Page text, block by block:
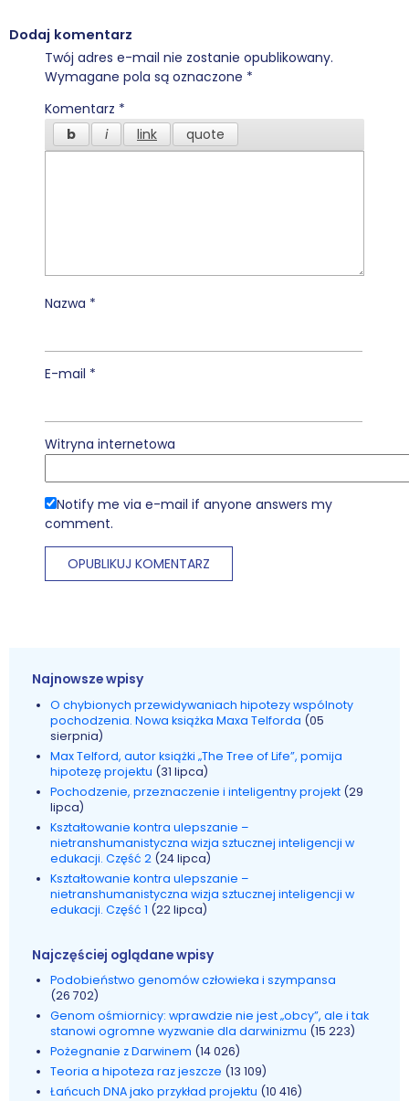
Dodaj komentarz
Twój adres e-mail nie zostanie opublikowany.
Wymagane pola są oznaczone *
Komentarz *
Nazwa *
E-mail *
Witryna internetowa
Notify me via e-mail if anyone answers my
comment.
Najnowsze wpisy
O chybionych przewidywaniach hipotezy wspólnoty
pochodzenia. Nowa książka Maxa Telforda (05
sierpnia)
Max Telford, autor książki „The Tree of Life”, pomija
hipotezę projektu (31 lipca)
Pochodzenie, przeznaczenie i inteligentny projekt (29
lipca)
Kształtowanie kontra ulepszanie –
nietranshumanistyczna wizja sztucznej inteligencji w
edukacji. Część 2 (24 lipca)
Kształtowanie kontra ulepszanie –
nietranshumanistyczna wizja sztucznej inteligencji w
edukacji. Część 1 (22 lipca)
Najczęściej oglądane wpisy
Podobieństwo genomów człowieka i szympansa
(26 702)
Genom ośmiornicy: wprawdzie nie jest „obcy”, ale i tak
stanowi ogromne wyzwanie dla darwinizmu (15 223)
Pożegnanie z Darwinem (14 026)
Teoria a hipoteza raz jeszcze (13 109)
Łańcuch DNA jako przykład projektu (10 416)